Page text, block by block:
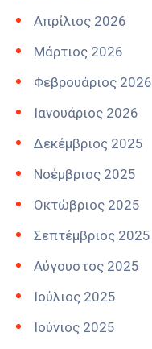
Απρίλιος 2026
Μάρτιος 2026
Φεβρουάριος 2026
Ιανουάριος 2026
Δεκέμβριος 2025
Νοέμβριος 2025
Οκτώβριος 2025
Σεπτέμβριος 2025
Αύγουστος 2025
Ιούλιος 2025
Ιούνιος 2025